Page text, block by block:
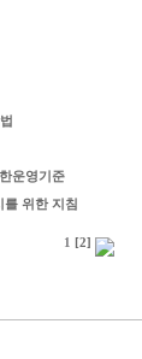
운영기준
를 위한 지침
1 [2]